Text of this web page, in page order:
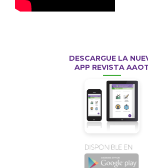
DESCARGUE LA
APP REVISTA